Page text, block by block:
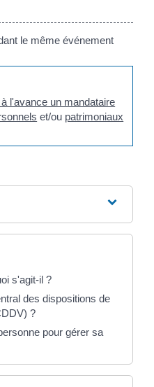
le même événement
l'avance un mandataire
et/ou patrimoniaux
s'agit-il ?
des dispositions de
?
pour gérer sa